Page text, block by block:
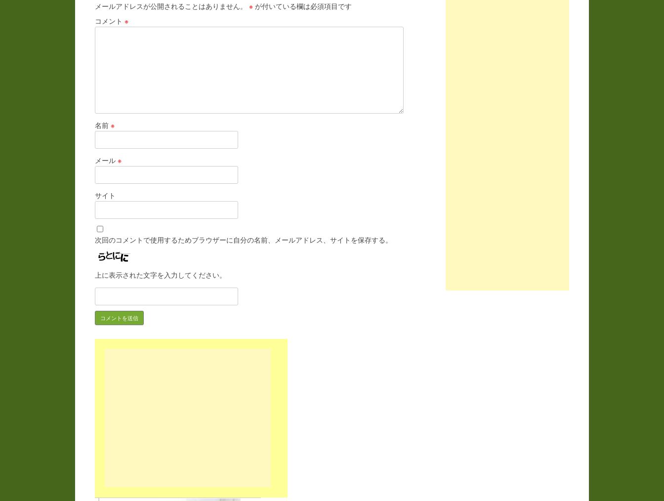
メールアドレスが公開されることはありません。 ※ が付いている欄は必須項目です
コメント ※
名前 ※
メール ※
サイト
次回のコメントで使用するためブラウザーに自分の名前、メールアドレス、サイトを保存する。
上に表示された文字を入力してください。